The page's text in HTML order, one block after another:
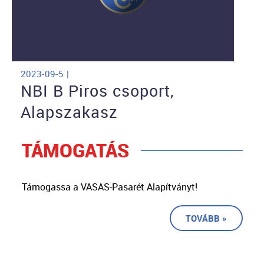
2023-09-5 |
NBI B Piros csoport,
Alapszakasz
TÁMOGATÁS
Támogassa a VASAS-Pasarét Alapítványt!
TOVÁBB »